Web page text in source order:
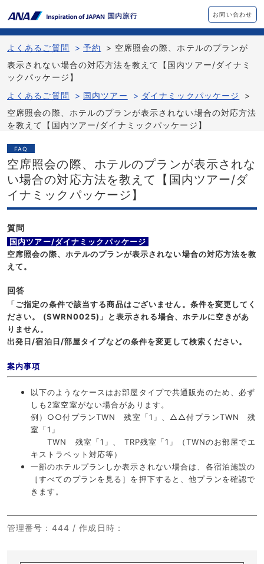
お問い合わせ
よくあるご質問 > 予約 > 空席照会の際、ホテルのプランが
表示されない場合の対応方法を教えて【国内ツアー/ダイナミ
ックパッケージ】
よくあるご質問
> 国内ツアー > ダイナミックパッケージ
>
空席照会の際、ホテルのプランが表示されない場合の対応方法
を教えて【国内ツアー/ダイナミックパッケージ】
FAQ
空席照会の際、ホテルのプランが表示されな
い場合の対応方法を教えて【国内ツアー/ダ
イナミックパッケージ】
質問
国内ツアー/ダイナミックパッケージ
空席照会の際、ホテルのプランが表示されない場合の対応方法を教
えて。
回答
「ご指定の条件で該当する商品はございません。 条件を変更してく
ださい。 (SWRN0025)」と表示される場合、 ホテルに空きがあ
りません。
出発日/宿泊日/部屋タイプなどの条件を変更して検索ください。
案内事項
以下のようなケースはお部屋タイプで共通販売のため、必ず
しも2室空室がない場合があります。
例）○○付プランTWN 残室「1」、△△付プランTWN 残
室「1」
TWN 残室「1」、 TRP残室「1」（TWNのお部屋でエ
キストラベット対応等）
一部のホテルプランしか表示されない場合は、各宿泊施設の
［すべてのプランを見る］を押下すると、他プランを確認で
きます。
管理番号 ：444 /作成日時 ：